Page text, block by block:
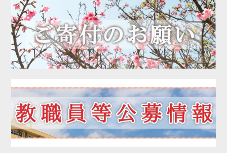
2020年05月
2020年04月
2020年03月
2020年01月
2019年12月
2019年11月
2019年10月
2019年09月
2019年08月